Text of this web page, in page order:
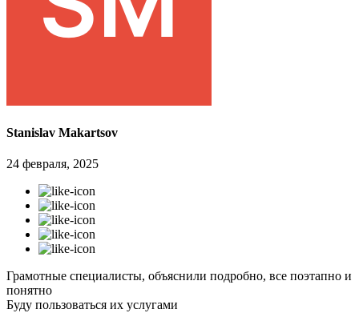
Stanislav Makartsov
24 февраля, 2025
Грамотные специалисты, объяснили подробно, все поэтапно и
понятно
Буду пользоваться их услугами